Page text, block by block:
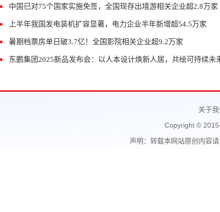
中国已对75个国家实施免签，全国现存出境游相关企业超2.8万家
上半年我国发电装机扩容显著，电力企业半年新增超54.5万家
暑期档票房单日破3.7亿！全国影院相关企业超9.2万家
东鹏集团2025新品发布会：以人本设计焕新人居，共绘可持续未
关于
Copyright ©
声明：转载本网站原创内容